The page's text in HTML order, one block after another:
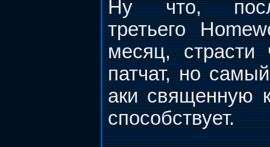
Ну что,
третьего
месяц, страсти
патчат, но
аки священную
способствует.